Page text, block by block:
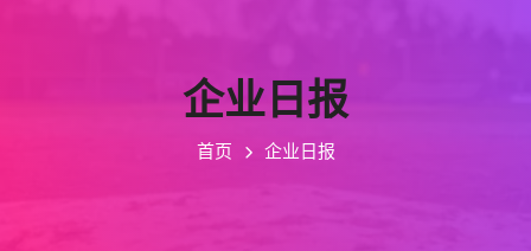
企业日报
首页 企业日报